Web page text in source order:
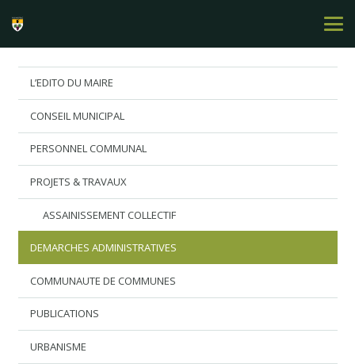
L’EDITO DU MAIRE
CONSEIL MUNICIPAL
PERSONNEL COMMUNAL
PROJETS & TRAVAUX
ASSAINISSEMENT COLLECTIF
DEMARCHES ADMINISTRATIVES
COMMUNAUTE DE COMMUNES
PUBLICATIONS
URBANISME